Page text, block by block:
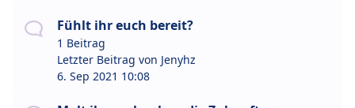
Fühlt ihr euch bereit?
1 Beitrag
Letzter Beitrag von Jenyhz
6. Sep 2021 10:08